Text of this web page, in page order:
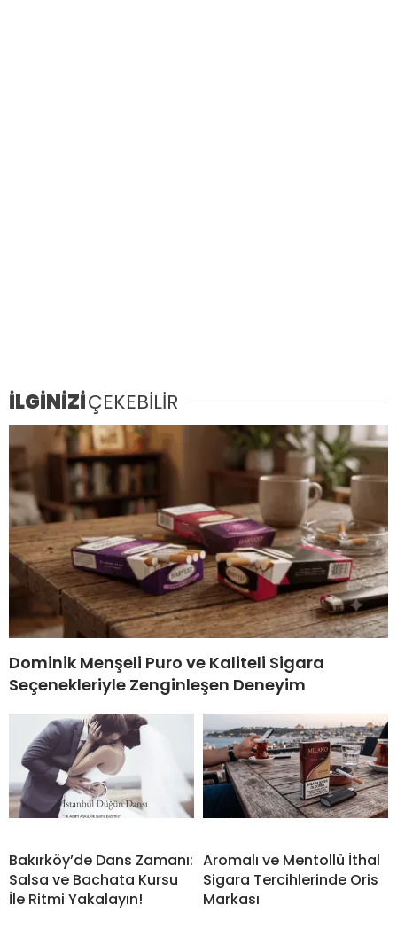
İLGİNİZİÇEKEBİLİR
Dominik Menşeli Puro ve Kaliteli Sigara
Seçenekleriyle Zenginleşen Deneyim
Bakırköy’de Dans Zamanı:
Salsa ve Bachata Kursu
İle Ritmi Yakalayın!
Aromalı ve Mentollü İthal
Sigara Tercihlerinde Oris
Markası